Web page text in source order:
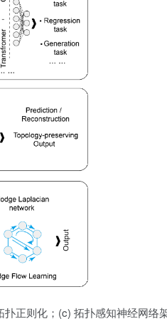
扑正则化；(c) 拓扑感知神经网络